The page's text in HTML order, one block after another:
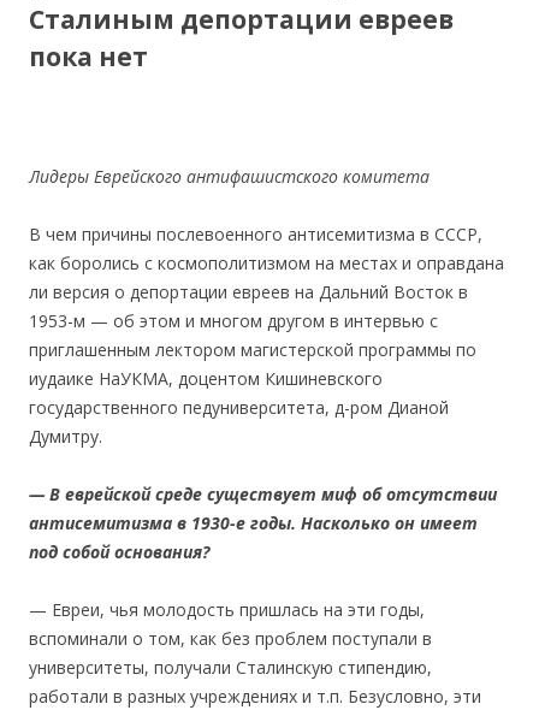
Сталиным депортации евреев
пока нет
Лидеры Еврейского антифашистского комитета
В чем причины послевоенного антисемитизма в СССР,
как боролись с космополитизмом на местах и оправдана
ли версия о депортации евреев на Дальний Восток в
1953-м — об этом и многом другом в интервью с
приглашенным лектором магистерской программы по
иудаике НаУКМА, доцентом Кишиневского
государственного педуниверситета, д-ром Дианой
Думитру.
— В еврейской среде существует миф об отсутствии
антисемитизма в 1930-е годы. Насколько он имеет
под собой основания?
— Евреи, чья молодость пришлась на эти годы,
вспоминали о том, как без проблем поступали в
университеты, получали Сталинскую стипендию,
работали в разных учреждениях и т.п. Безусловно, эти